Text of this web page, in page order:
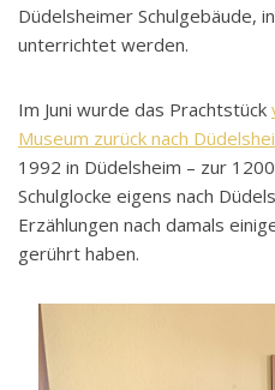
Düdelsheimer Schulgebäude,
unterrichtet werden.
Im Juni wurde das Prachtstück
Museum zurück nach
1992 in Düdelsheim – zur
Schulglocke eigens nach
Erzählungen nach damals
gerührt haben.